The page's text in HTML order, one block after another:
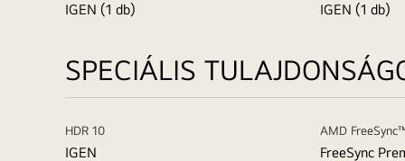
IGEN (1 db) IGEN (1 db)
SPECIÁLIS
HDR 10
IGEN
AMD
FreeSync